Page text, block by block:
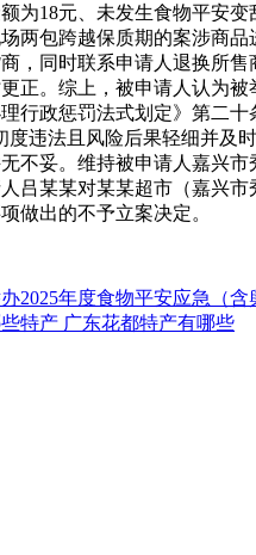
为18元、未发生食物平安变
两包跨越保质期的案涉商品
，同时联系申请人退换所售
正。综上，被申请人认为被
行政惩罚法式划定》第二十
度违法且风险后果轻细并及
不妥。维持被申请人嘉兴市
吕某某对某某超市（嘉兴市
做出的不予立案决定。
2025年度食物平安应急（含
特产 广东花都特产有哪些